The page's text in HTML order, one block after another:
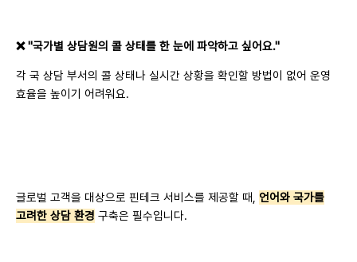
❌ "국가별 상담원의 콜 상태를 한 눈에 파악하고 싶어요."
각 국 상담 부서의 콜 상태나 실시간 상황을 확인할 방법이 없어 운영
효율을 높이기 어려워요.
글로벌 고객을 대상으로 핀테크 서비스를 제공할 때, 언어와 국가를
고려한 상담 환경 구축은 필수입니다.